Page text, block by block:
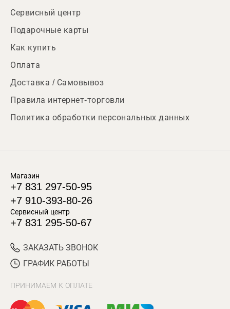
Сервисный центр
Подарочные карты
Как купить
Оплата
Доставка / Самовывоз
Правила интернет-торговли
Политика обработки персональных данных
Магазин
+7 831 297-50-95
+7 910-393-80-26
Сервисный центр
+7 831 295-50-67
ЗАКАЗАТЬ ЗВОНОК
ГРАФИК РАБОТЫ
ПРИНИМАЕМ К ОПЛАТЕ